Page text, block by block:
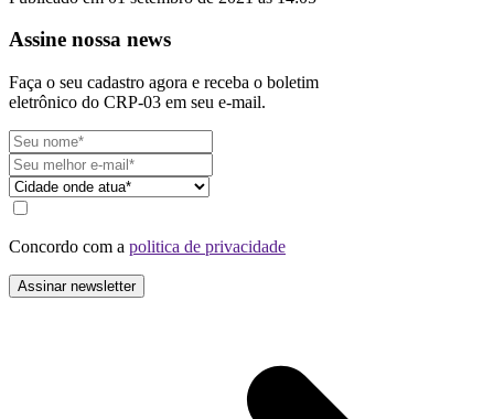
Assine nossa news
Faça o seu cadastro agora e receba o boletim
eletrônico do CRP-03 em seu e-mail.
Concordo com a politica de privacidade